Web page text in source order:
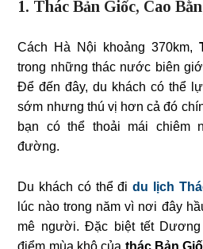
1. Thác Bản Giốc, Cao
Cách Hà Nội khoảng 370km,
trong những thác nước biên
Để đến đây, du khách có thể
sớm nhưng thú vị hơn cả đó
bạn có thể thoải mái chiêm
đường.
Du khách có thể đidu lịch
lúc nào trong năm vì nơi đây
mê người. Đặc biệt tết
điểm mùa khô của thác Bản